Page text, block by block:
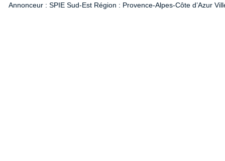
Annonceur : SPIE Sud-Est Région : Provence-Alpes-Côte d’Azur